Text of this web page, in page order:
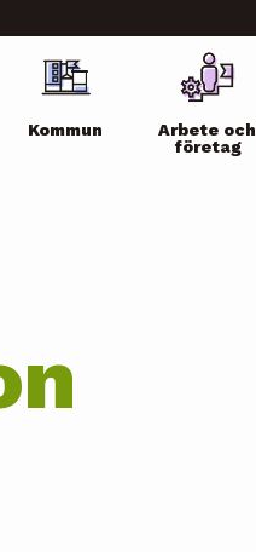
Kommun
Arbete och
företag